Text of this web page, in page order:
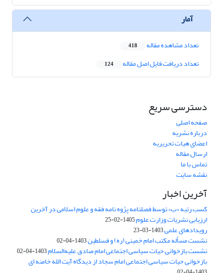
آمار
تعداد مشاهده مقاله 418
تعداد دریافت فایل اصل مقاله 124
دسترسی سریع
صفحه اصلی
درباره نشریه
اعضای هیات تحریریه
ارسال مقاله
تماس با ما
نقشه سایت
آخرین اخبار
کسب رتبه «ب» توسط فصلنامه پژوه نامه فقه و علوم اسلامی در آخرین
ارزیابی نشریات وزارت علوم1405-02-25
رویدادهای علمی1403-03-23
نشست مسأله مکتب امام خمینی (ره) و فسلطین1403-04-02
نشست بازخوانی حیات سیاسی اجتماعی امام صادق علیه‌السلام1403-04-02
بازخوانی حیات سیاسی اجتماعی امام سجاد از دیدگاه آیت الله خامنه ای